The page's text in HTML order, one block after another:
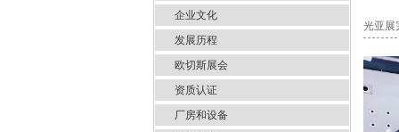
企业文化
发展历程
欧切斯展会
资质认证
厂房和设备
光亚展